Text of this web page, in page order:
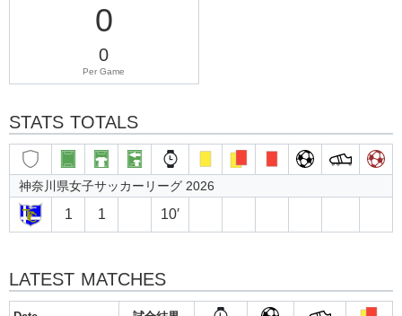
0
0
Per Game
STATS TOTALS
神奈川県女子サッカーリーグ 2026
1 1 10′
LATEST MATCHES